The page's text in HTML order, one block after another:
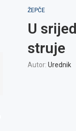
ŽEPČE
U
struje
Autor: Urednik